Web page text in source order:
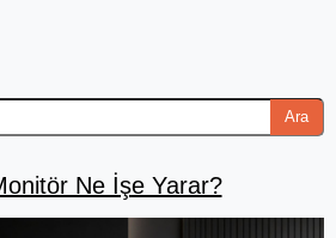
Ara
Ne İşe Yarar?